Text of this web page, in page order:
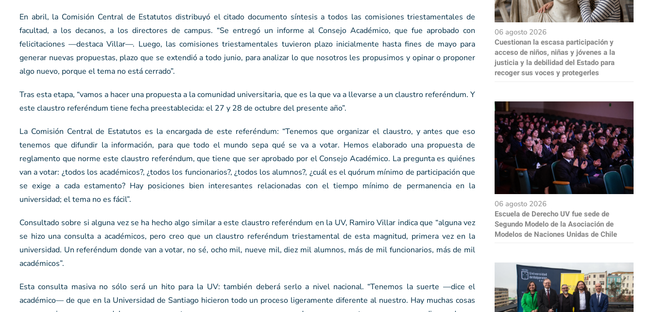
En abril, la Comisión Central de Estatutos distribuyó el citado documento síntesis a todos las comisiones triestamentales de
facultad, a los decanos, a los directores de campus. “Se entregó un informe al Consejo Académico, que fue aprobado con
felicitaciones —destaca Villar—. Luego, las comisiones triestamentales tuvieron plazo inicialmente hasta fines de mayo para
generar nuevas propuestas, plazo que se extendió a todo junio, para analizar lo que nosotros les propusimos y opinar o proponer
algo nuevo, porque el tema no está cerrado”.
Tras esta etapa, “vamos a hacer una propuesta a la comunidad universitaria, que es la que va a llevarse a un claustro referéndum. Y
este claustro referéndum tiene fecha preestablecida: el 27 y 28 de octubre del presente año”.
La Comisión Central de Estatutos es la encargada de este referéndum: “Tenemos que organizar el claustro, y antes que eso
tenemos que difundir la información, para que todo el mundo sepa qué se va a votar. Hemos elaborado una propuesta de
reglamento que norme este claustro referéndum, que tiene que ser aprobado por el Consejo Académico. La pregunta es quiénes
van a votar: ¿todos los académicos?, ¿todos los funcionarios?, ¿todos los alumnos?, ¿cuál es el quórum mínimo de participación que
se exige a cada estamento? Hay posiciones bien interesantes relacionadas con el tiempo mínimo de permanencia en la
universidad; el tema no es fácil”.
Consultado sobre si alguna vez se ha hecho algo similar a este claustro referéndum en la UV, Ramiro Villar indica que “alguna vez
se hizo una consulta a académicos, pero creo que un claustro referéndum triestamental de esta magnitud, primera vez en la
universidad. Un referéndum donde van a votar, no sé, ocho mil, nueve mil, diez mil alumnos, más de mil funcionarios, más de mil
académicos”.
Esta consulta masiva no sólo será un hito para la UV: también deberá serlo a nivel nacional. “Tenemos la suerte —dice el
académico— de que en la Universidad de Santiago hicieron todo un proceso ligeramente diferente al nuestro. Hay muchas cosas
06 agosto 2026
Cuestionan la escasa participación y
acceso de niños, niñas y jóvenes a la
justicia y la debilidad del Estado para
recoger sus voces y protegerles
06 agosto 2026
Escuela de Derecho UV fue sede de
Segundo Modelo de la Asociación de
Modelos de Naciones Unidas de Chile